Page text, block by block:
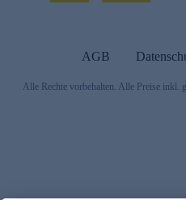
AGB
Alle Rechte vorbehalten. Alle Preise inkl.